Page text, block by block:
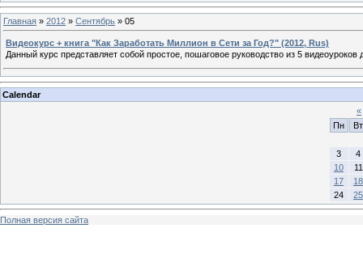
Главная » 2012 » Сентябрь » 05
Видеокурс + книга "Как Заработать Миллион в Сети за Год?" (2012, Rus)
Данный курс представляет собой простое, пошаговое руководство из 5
Calendar
«
Пн
Вт
3
4
10
11
17
18
24
25
Полная версия сайта